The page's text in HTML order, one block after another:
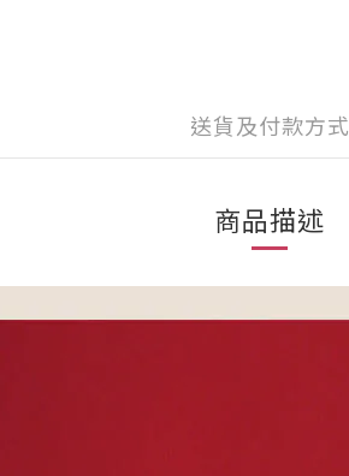
送貨及付款方式
商品描述